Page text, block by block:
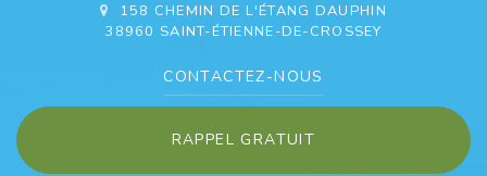
158 CHEMIN DE L'ÉTANG DAUPHIN
38960 SAINT-ÉTIENNE-DE-CROSSEY
CONTACTEZ-NOUS
RAPPEL GRATUIT